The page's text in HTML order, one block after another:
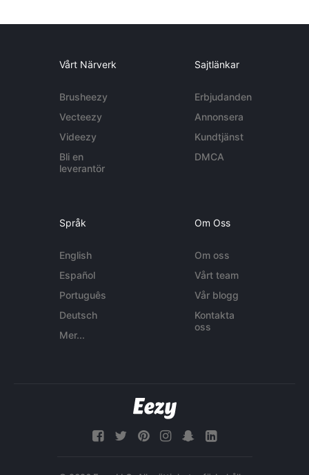
Vårt Närverk
Brusheezy
Vecteezy
Videezy
Bli en
leverantör
Sajtlänkar
Erbjudanden
Annonsera
Kundtjänst
DMCA
Språk
English
Español
Português
Deutsch
Mer...
Om Oss
Om oss
Vårt team
Vår blogg
Kontakta
oss